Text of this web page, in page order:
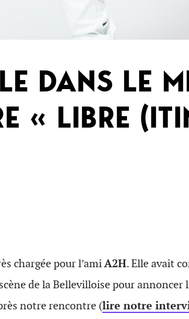
DANS LE
« LIBRE
chargée pour l’amiA2H. Elle avait
de la Bellevilloise pour
notre rencontre (lire notre